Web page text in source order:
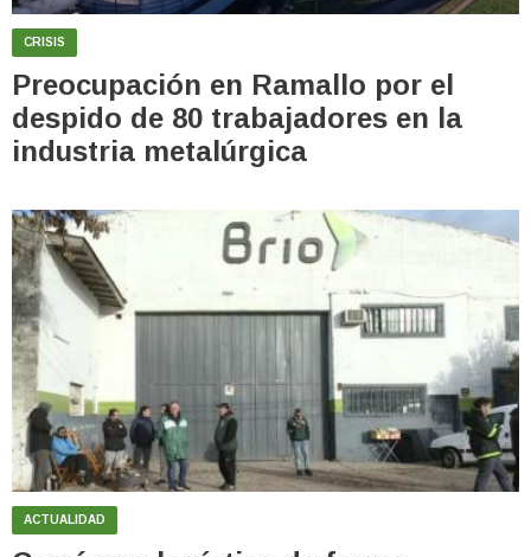
CRISIS
Preocupación en Ramallo por el
despido de 80 trabajadores en la
industria metalúrgica
ACTUALIDAD